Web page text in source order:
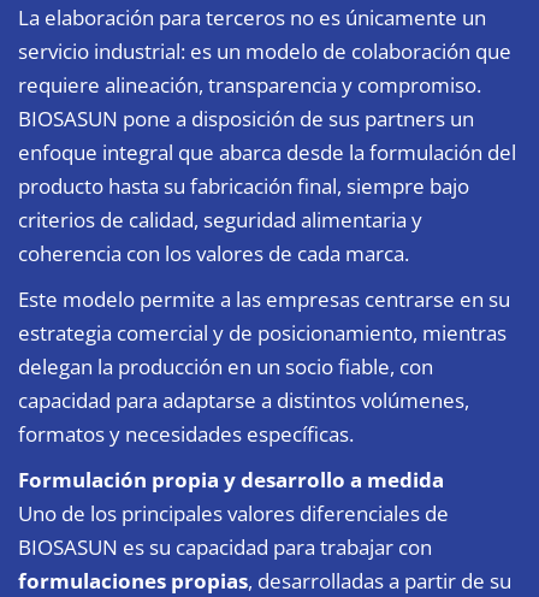
La elaboración para terceros no es únicamente un
servicio industrial: es un modelo de colaboración que
requiere alineación, transparencia y compromiso.
BIOSASUN pone a disposición de sus partners un
enfoque integral que abarca desde la formulación del
producto hasta su fabricación final, siempre bajo
criterios de calidad, seguridad alimentaria y
coherencia con los valores de cada marca.
Este modelo permite a las empresas centrarse en su
estrategia comercial y de posicionamiento, mientras
delegan la producción en un socio fiable, con
capacidad para adaptarse a distintos volúmenes,
formatos y necesidades específicas.
Formulación propia y desarrollo a medida
Uno de los principales valores diferenciales de
BIOSASUN es su capacidad para trabajar con
formulaciones propias, desarrolladas a partir de su